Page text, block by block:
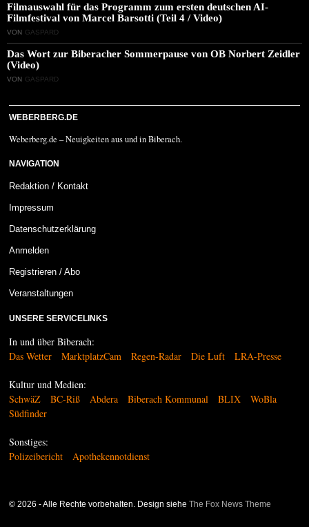
Filmauswahl für das Programm zum ersten deutschen AI-
Filmfestival von Marcel Barsotti (Teil 4 / Video)
VON GASPARD
Das Wort zur Biberacher Sommerpause von OB Norbert Zeidler
(Video)
VON GASPARD
WEBERBERG.DE
Weberberg.de – Neuigkeiten aus und in Biberach.
NAVIGATION
Redaktion / Kontakt
Impressum
Datenschutzerklärung
Anmelden
Registrieren / Abo
Veranstaltungen
UNSERE SERVICELINKS
In und über Biberach:
Das Wetter
MarktplatzCam Regen-Radar Die Luft LRA-Presse
Kultur und Medien:
SchwäZ
BC-Riß Abdera Biberach Kommunal BLIX
WoBla
Südfinder
Sonstiges:
Polizeibericht
Apothekennotdienst
©2026 - Alle Rechte vorbehalten. Design sieheThe Fox News Theme